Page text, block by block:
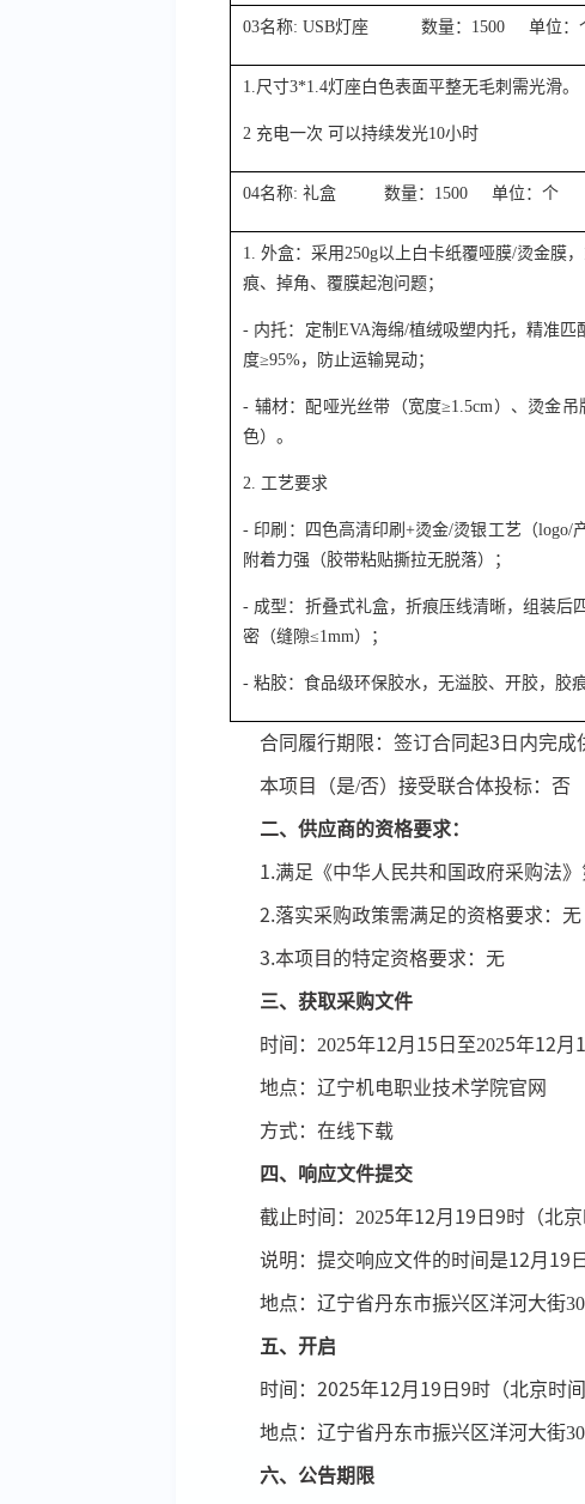
03名称: USB灯座 数量：1500 单位：
1.尺寸3*1.4灯座白色表面平整无毛刺需光滑。
2 充电一次 可以持续发光10小时
04名称: 礼盒 数量：1500 单位：个
1. 外盒：采用250g以上白卡纸覆哑膜/烫金膜
痕、掉角、覆膜起泡问题；
- 内托：定制EVA海绵/植绒吸塑内托，精准
度≥95%，防止运输晃动；
- 辅材：配哑光丝带（宽度≥1.5cm）、烫金
色）。
2. 工艺要求
- 印刷：四色高清印刷+烫金/烫银工艺（logo/
附着力强（胶带粘贴撕拉无脱落）；
- 成型：折叠式礼盒，折痕压线清晰，组装后
密（缝隙≤1mm）；
- 粘胶：食品级环保胶水，无溢胶、开胶，胶
合同履行期限：签订合同起3 日内完成
本项目（是/否）接受联合体投标：否
二、供应商的资格要求：
1.满足《中华人民共和国政府采购法》
2.落实采购政策需满足的资格要求：无
3.本项目的特定资格要求：无
三、获取采购文件
时间： 2025年12月 15 日至2025年12月
地点：辽宁机电职业技术学院官网
方式：在线下载
四、响应文件提交
截止时间： 2025年12月 19 日 9时（北京
说明：提交响应文件的时间是12月 19 日
地点：辽宁省丹东市振兴区洋河大街
五、开启
时间： 2025年12月 19 日 9时 （北京时间
地点：辽宁省丹东市振兴区洋河大街
六、公告期限